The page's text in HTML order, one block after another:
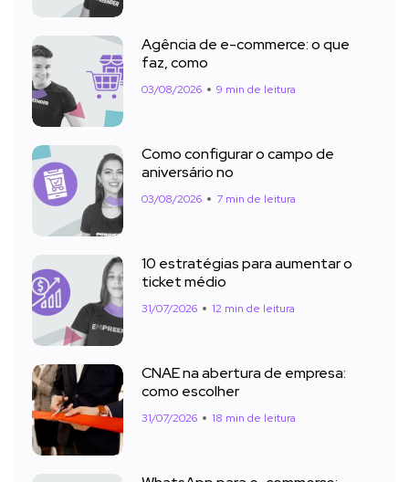
Agência de e-commerce: o que
faz, como
03/08/2026 9 min de leitura
Como configurar o campo de
aniversário no
03/08/2026 7 min de leitura
10 estratégias para aumentar o
ticket médio
31/07/2026 12 min de leitura
CNAE na abertura de empresa:
como escolher
31/07/2026 18 min de leitura